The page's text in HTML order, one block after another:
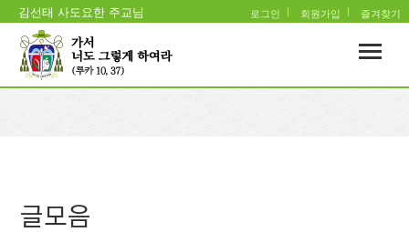
김선태 사도요한 주교님 로그인 회원가입 즐겨찾기
글모음